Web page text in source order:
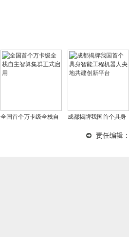
全国首个万卡级全栈自
成都揭牌我国首个具身
责任编辑：